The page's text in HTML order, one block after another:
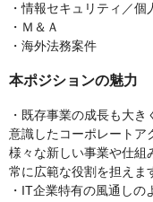
・情報セキュリティ／
・Ｍ＆Ａ
・海外法務案件
本ポジションの魅力
・既存事業の成長も大
意識したコーポレートア
様々な新しい事業や仕組
常に広範な役割を担えま
・IT企業特有の風通し